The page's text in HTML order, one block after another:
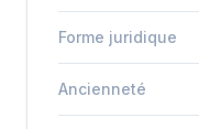
Forme juridique
Ancienneté